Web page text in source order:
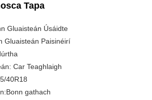
Tapa
Gluaisteán Úsáidte
Gluaisteán Paisinéirí
Car Teaghlaigh
40R18
gathach